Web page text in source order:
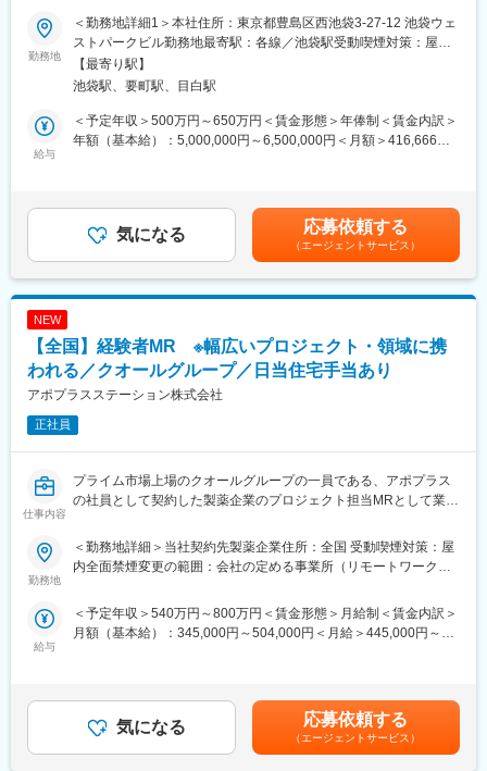
■募集概要：
EPファーマラインは「CSO業界」の中でも医療機器業界に特化し
た事業を展開している、国内でも数少ない大手企業です！現在医
療業界での営業経験をお持ちの方を対象に、医療機器の営業担当
を募集しております。
当社では大手メーカーの案件を数多く保有しており、カテーテ
ル、検査機器、電子カルテ、中には医療系Saas製品など幅広いア
医療業界内でのキャリアアップを考えている方、メーカーへの転
職を視野に入れている方等、全力でサポートいたしますので是非
ご応募ください！
■優良案件多数／メーカー転籍を支援
他社では見かけないような大手メーカーの案件や最先端製品の案
件を保有しています。また原則、将来的にクライアント先への転
籍も視野に入れた内容で案件を受注しています。(＝将来的に医療
客からの信頼が厚いためです。
CSOは本部のバックアップ体制が何より重要です。1人のプロジ
ェクトマネージャーが管理する営業は約20名程度であり、相談事
も可能です。また、クライアント・社内評価に基いた明確な評価
制度により、キャリアや年収アップに向けた目標を定めやすい環
■基本的に稼働率は100%：常時、待機期間が発生することが無い
よう隙間なくアサインをしています。これも比較的少数規模に抑
えて運営を行っているからこそ実現ができていることであり、強
みの部分です。
勤務地
＜勤務地詳細1＞本社住所：東京都豊島区西池袋3-27-12 池袋ウェ
ストパークビル勤務地最寄駅：各線／池袋駅受動喫煙対策：屋内
全面禁煙＜勤務地詳細2＞全国勤務(希望勤務地考慮)住所：全国に
営業所がございます。配属先は入社後に確定します。希望勤務地
より異なります。）変更の範囲：会社の定める事業所
【最寄り駅】
池袋駅、要町駅、目白駅
給与
＜予定年収＞500万円～650万円＜賃金形態＞年俸制＜賃金内訳＞
年額（基本給）：5,000,000円～6,500,000円＜月額＞416,666円
気になる 応募依頼する
（エージェントサービス）
NEW
【全国】経験者MR ※幅広いプロジェクト・領域に携
われる／クオールグループ／日当住宅手当あり
アポプラスステーション株式会社
正社員
仕事内容
プライム市場上場のクオールグループの一員である、アポプラス
の社員として契約した製薬企業のプロジェクト担当MRとして業務
ックメーカーなどプロジェクトは多岐に渡りますので、今までの
経験を活かせる環境が整っています。
■営業スタイル：担当エリアの医療機関（開業医、病院）を訪問し
用情報を収集を行っていただきます。
・新薬のプロモーション
※プロジェクトマネージャー、スーパーバイザー(SV)より、日々の
活動についてフォローを受けられる環境です。全国にSVを配置
し、素早くフォローができる体制をとっています。
勤務地
＜勤務地詳細＞当社契約先製薬企業住所：全国 受動喫煙対策：屋
内全面禁煙変更の範囲：会社の定める事業所（リモートワーク含
給与
＜予定年収＞540万円～800万円＜賃金形態＞月給制＜賃金内訳＞
月額（基本給）：345,000円～504,000円＜月給＞445,000円～
す。※その他の手当は「待遇・福利厚生」欄をご参照ください。昇
給：年1回★頑張りに応じて年収UP★赴任先の評価次第で大幅に
年収をUPできます。（年2回業績給改定）賃金はあくまでも目安
気になる 応募依頼する
（エージェントサービス）